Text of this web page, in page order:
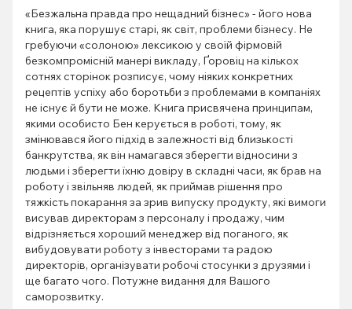
«Безжальна правда про нещадний бізнес» - його нова
книга, яка порушує старі, як світ, проблеми бізнесу. Не
гребуючи «солоною» лексикою у своїй фірмовій
безкомпромісній манері викладу, Ґоровіц на кількох
сотнях сторінок розписує, чому ніяких конкретних
рецептів успіху або боротьби з проблемами в компаніях
не існує й бути не може. Книга присвячена принципам,
якими особисто Бен керується в роботі, тому, як
змінювався його підхід в залежності від близькості
банкрутства, як він намагався зберегти відносини з
людьми і зберегти їхню довіру в складні часи, як брав на
роботу і звільняв людей, як приймав рішення про
тяжкість покарання за зрив випуску продукту, які вимоги
висував директорам з персоналу і продажу, чим
відрізняється хороший менеджер від поганого, як
вибудовувати роботу з інвесторами та радою
директорів, організувати робочі стосунки з друзями і
ще багато чого. Потужне видання для Вашого
саморозвитку.